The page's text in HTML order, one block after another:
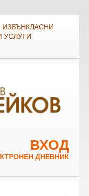
ИЗВЪНКЛАСНИ
УСЛУГИ
ВХОД
ДНЕВНИК